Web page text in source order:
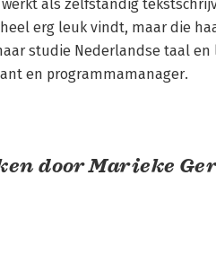
werkt als zelfstandig
erg leuk vindt, maar die
studie Nederlandse taal
en programmamanager.
door Marieke